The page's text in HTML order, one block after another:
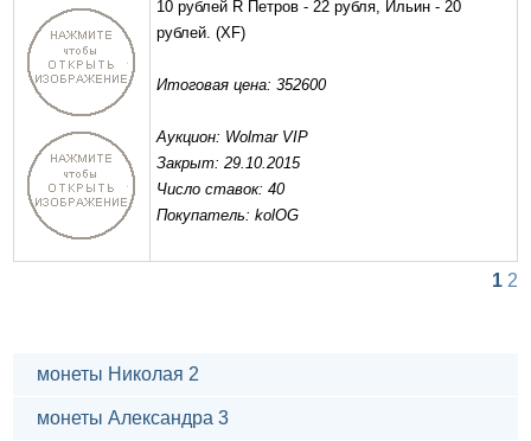
10 рублей R Петров - 22 рубля, Ильин - 20
рублей. (XF)
Итоговая цена: 352600
Аукцион: Wolmar VIP
Закрыт: 29.10.2015
Число ставок: 40
Покупатель: kolOG
1 2
монеты Николая 2
монеты Александра 3